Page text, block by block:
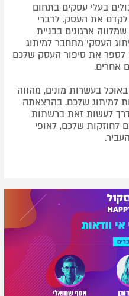
בעלי עסקים בתחום
את העסק. לדברי
ארגונים בבניית
העסקי מתחבר למיתוג
לספר את סיפור העסק שלכם
אחרים.
בעשרות מונים, מהווה
למיתוג שלכם. בהרצאתה
לעשות זאת ברשתות
לחוזקות שלכם, לאופי